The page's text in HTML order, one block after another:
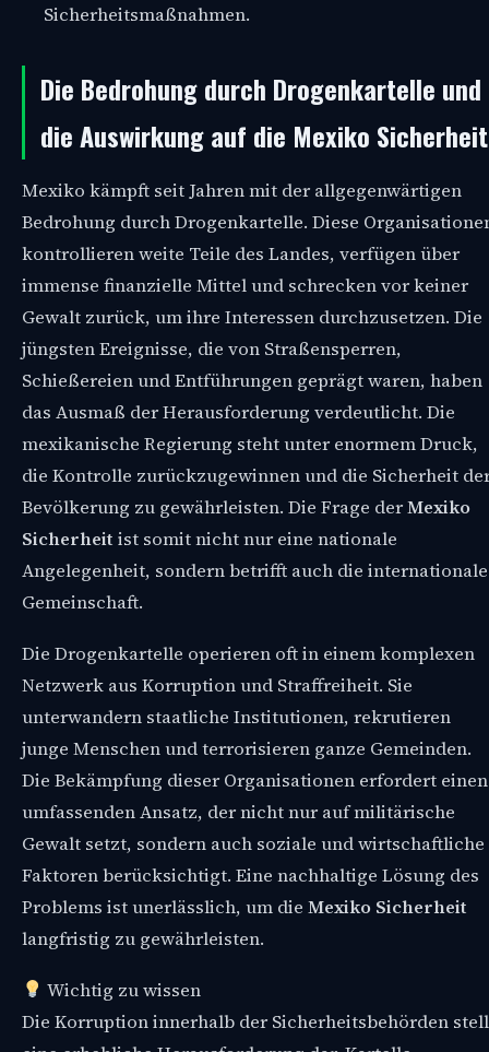
Sicherheitsmaßnahmen.
Die Bedrohung durch Drogenkartelle und
die Auswirkung auf die Mexiko Sicherheit
Mexiko kämpft seit Jahren mit der allgegenwärtigen
Bedrohung durch Drogenkartelle. Diese
kontrollieren weite Teile des Landes, verfügen über
immense finanzielle Mittel und schrecken vor keiner
Gewalt zurück, um ihre Interessen durchzusetzen. Die
jüngsten Ereignisse, die von Straßensperren,
Schießereien und Entführungen geprägt waren, haben
das Ausmaß der Herausforderung verdeutlicht. Die
mexikanische Regierung steht unter enormem Druck,
die Kontrolle zurückzugewinnen und die Sicherheit
Bevölkerung zu gewährleisten. Die Frage derMexiko
Sicherheit ist somit nicht nur eine nationale
Angelegenheit, sondern betrifft auch die internationale
Gemeinschaft.
Die Drogenkartelle operieren oft in einem komplexen
Netzwerk aus Korruption und Straffreiheit. Sie
unterwandern staatliche Institutionen, rekrutieren
junge Menschen und terrorisieren ganze Gemeinden.
Die Bekämpfung dieser Organisationen erfordert einen
umfassenden Ansatz, der nicht nur auf militärische
Gewalt setzt, sondern auch soziale und wirtschaftliche
Faktoren berücksichtigt. Eine nachhaltige Lösung des
Problems ist unerlässlich, um die Mexiko Sicherheit
langfristig zu gewährleisten.
Wichtig zu wissen
Die Korruption innerhalb der Sicherheitsbehörden